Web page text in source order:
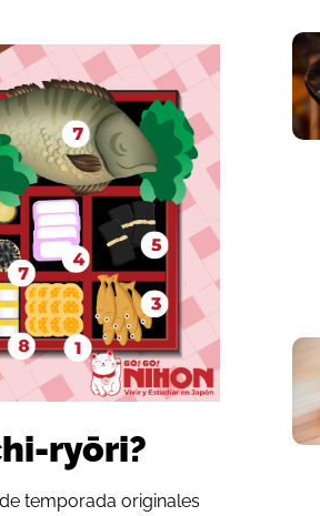
ryōri?
temporada originales